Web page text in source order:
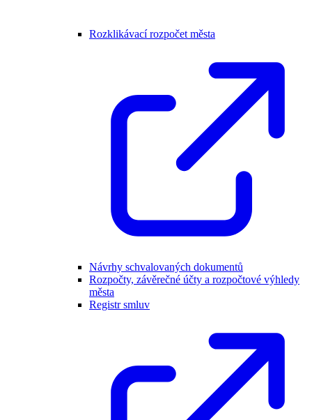
Rozklikávací rozpočet města
Návrhy schvalovaných dokumentů
Rozpočty, závěrečné účty a rozpočtové výhledy
města
Registr smluv